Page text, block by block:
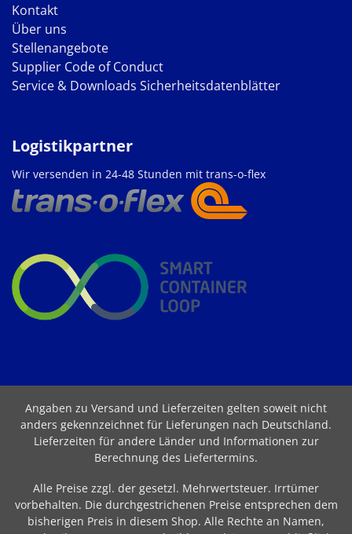
Kontakt
Über uns
Stellenangebote
Supplier Code of Conduct
Service & Downloads Sicherheitsdatenblätter
Logistikpartner
Wir versenden in 24-48 Stunden mit trans-o-flex
Angaben zu Versand und Lieferzeiten gelten soweit nicht
anders gekennzeichnet für Lieferungen nach Deutschland.
Lieferzeiten für andere Länder und Informationen zur
Berechnung des Liefertermins.
Alle Preise zzgl. der gesetzl. Mehrwertsteuer. Irrtümer
vorbehalten. Die durchgestrichenen Preise entsprechen dem
bisherigen Preis in diesem Shop. Alle Rechte an Namen,